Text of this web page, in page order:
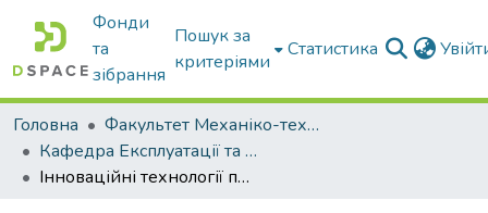
Фонди
та
зібрання
Пошук за
критеріями
Статистика
Головна
Факультет Механіко-технологічний
Кафедра Експлуатації та технічного сервісу машин
Інноваційні технології профорієнтаційної роботи для здобувачів освіти технічних спеціальностей